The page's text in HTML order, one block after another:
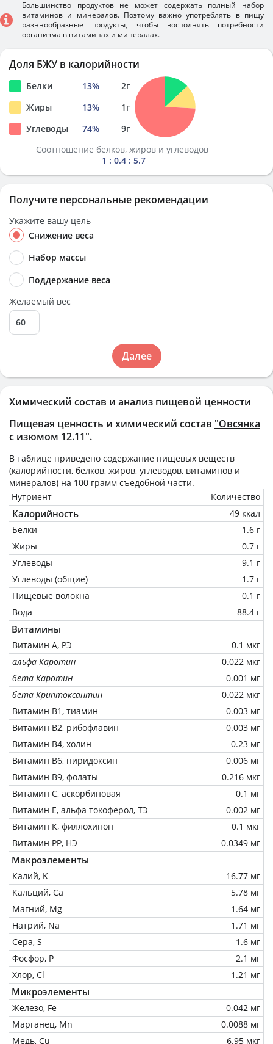
Химический состав и анализ пищевой ценности
Пищевая ценность и химический состав "Овсянка
с изюмом 12.11".
В таблице приведено содержание пищевых веществ
(калорийности, белков, жиров, углеводов, витаминов и
минералов) на 100 грамм съедобной части.
Нутриент
Количество
Калорийность
49 ккал
Белки
1.6 г
Жиры
0.7 г
Углеводы
9.1 г
Углеводы (общие)
1.7 г
Пищевые волокна
0.1 г
Вода
88.4 г
Витамины
Витамин А, РЭ
0.1 мкг
альфа Каротин
0.022 мкг
бета Каротин
0.001 мг
бета Криптоксантин
0.022 мкг
Витамин В1, тиамин
0.003 мг
Витамин В2, рибофлавин
0.003 мг
Витамин В4, холин
0.23 мг
Витамин В6, пиридоксин
0.006 мг
Витамин В9, фолаты
0.216 мкг
Витамин C, аскорбиновая
0.1 мг
Витамин Е, альфа токоферол, ТЭ
0.002 мг
Витамин К, филлохинон
0.1 мкг
Витамин РР, НЭ
0.0349 мг
Макроэлементы
Калий, K
16.77 мг
Кальций, Ca
5.78 мг
Магний, Mg
1.64 мг
Натрий, Na
1.71 мг
Сера, S
1.6 мг
Фосфор, P
2.1 мг
Хлор, Cl
1.21 мг
Микроэлементы
Железо, Fe
0.042 мг
Марганец, Mn
0.0088 мг
Медь, Cu
6.95 мкг
Большинство продуктов не может содержать полный набор
витаминов и минералов. Поэтому важно употреблять в пищу
разннообразные продукты, чтобы восполнять потребности
организма в витаминах и минералах.
Доля БЖУ в калорийности
Белки 13% 2г
Жиры
13% 1г
Углеводы
74% 9г
Соотношение белков, жиров и углеводов
1 : 0.4 : 5.7
Получите персональные рекомендации
Укажите вашу цель
Снижение веса
Набор массы
Поддержание веса
Желаемый вес
Далее